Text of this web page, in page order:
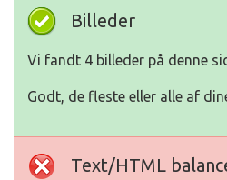
Billeder
Vi fandt 4 billeder på denne
Godt, de fleste eller alle af
Text/HTML